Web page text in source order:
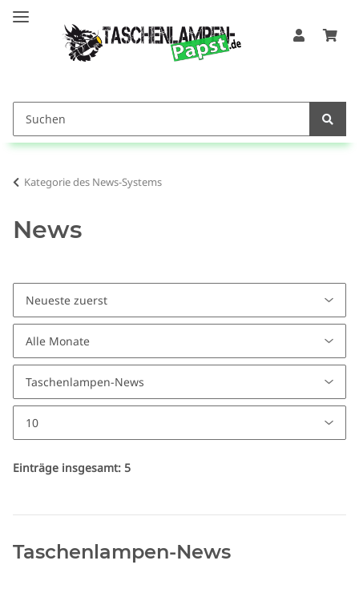
Kategorie des News-Systems
News
Einträge insgesamt: 5
Taschenlampen-News